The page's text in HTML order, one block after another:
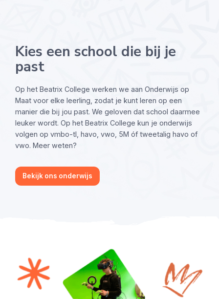
Kies een school die bij je
past
Op het Beatrix College werken we aan Onderwijs op
Maat voor elke leerling, zodat je kunt leren op een
manier die bij jou past. We geloven dat school daarmee
leuker wordt. Op het Beatrix College kun je onderwijs
volgen op vmbo-tl, havo, vwo, 5M óf tweetalig havo of
vwo. Meer weten?
Bekijk ons onderwijs